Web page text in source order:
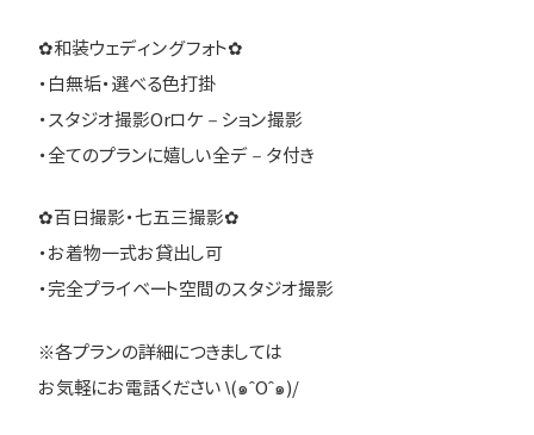
✿和装ウェディングフォト✿
・白無垢・選べる色打掛
・スタジオ撮影Orロケ－ション撮影
・全てのプランに嬉しい全デ－タ付き
✿百日撮影・七五三撮影✿
・お着物一式お貸出し可
・完全プライベート空間のスタジオ撮影
※各プランの詳細につきましては
お気軽にお電話ください \(๑ˆOˆ๑)/